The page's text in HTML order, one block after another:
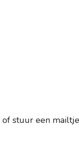
of stuur een mailtje